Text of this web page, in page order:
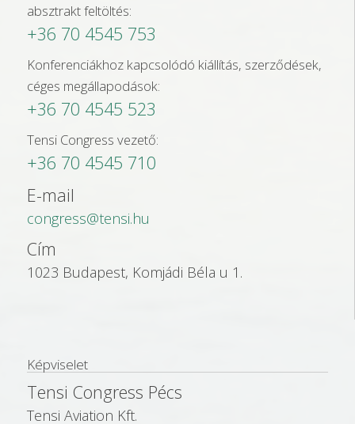
absztrakt feltöltés:
+36 70 4545 753
Konferenciákhoz kapcsolódó kiállítás, szerződések,
céges megállapodások:
+36 70 4545 523
Tensi Congress vezető:
+36 70 4545 710
E-mail
congress@tensi.hu
Cím
1023 Budapest, Komjádi Béla u 1.
Képviselet
Tensi Congress Pécs
Tensi Aviation Kft.